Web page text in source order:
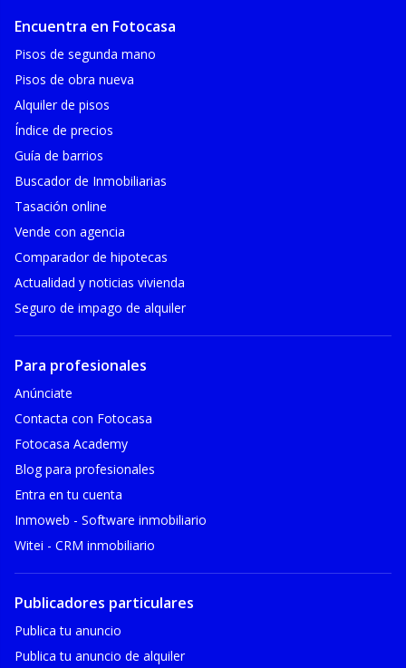
Encuentra en Fotocasa
Pisos de segunda mano
Pisos de obra nueva
Alquiler de pisos
Índice de precios
Guía de barrios
Buscador de Inmobiliarias
Tasación online
Vende con agencia
Comparador de hipotecas
Actualidad y noticias vivienda
Seguro de impago de alquiler
Para profesionales
Anúnciate
Contacta con Fotocasa
Fotocasa Academy
Blog para profesionales
Entra en tu cuenta
Inmoweb - Software inmobiliario
Witei - CRM inmobiliario
Publicadores particulares
Publica tu anuncio
Publica tu anuncio de alquiler